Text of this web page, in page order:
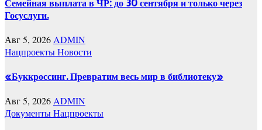
Госуслуги.
Авг 5, 2026 ADMIN
НацпроектыНовости
«Буккроссинг. Превратим весь мир в библиотеку»
Авг 5, 2026ADMIN
ДокументыНацпроекты